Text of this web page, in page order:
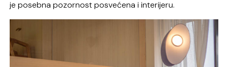
je posebna pozornost posvećena i interijeru.